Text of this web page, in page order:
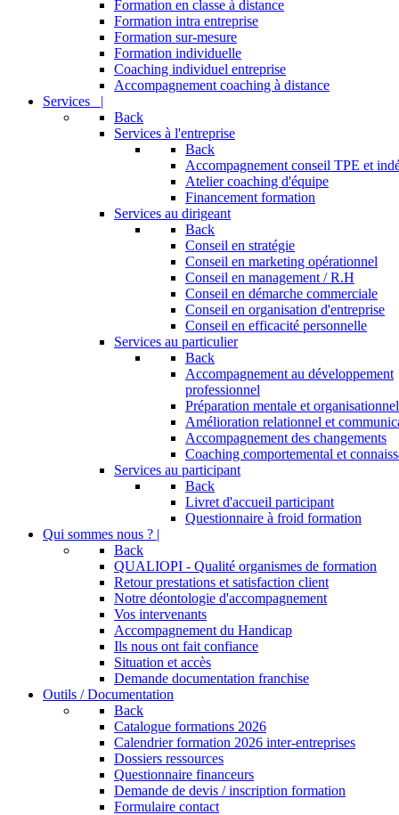
Formation en classe à distance
Formation intra entreprise
Formation sur-mesure
Formation individuelle
Coaching individuel entreprise
Accompagnement coaching à distance
Services |
Back
Services à l'entreprise
Back
Accompagnement conseil TPE et
Atelier coaching d'équipe
Financement formation
Services au dirigeant
Back
Conseil en stratégie
Conseil en marketing opérationnel
Conseil en management / R.H
Conseil en démarche commerciale
Conseil en organisation d'entreprise
Conseil en efficacité personnelle
Services au particulier
Back
Accompagnement au développement
professionnel
Préparation mentale et
Amélioration relationnel et
Accompagnement des changements
Coaching comportemental et
Services au participant
Back
Livret d'accueil participant
Questionnaire à froid formation
Qui sommes nous ? |
Back
QUALIOPI - Qualité organismes de formation
Retour prestations et satisfaction client
Notre déontologie d'accompagnement
Vos intervenants
Accompagnement du Handicap
Ils nous ont fait confiance
Situation et accès
Demande documentation franchise
Outils / Documentation
Back
Catalogue formations 2026
Calendrier formation 2026 inter-entreprises
Dossiers ressources
Questionnaire financeurs
Demande de devis / inscription formation
Formulaire contact